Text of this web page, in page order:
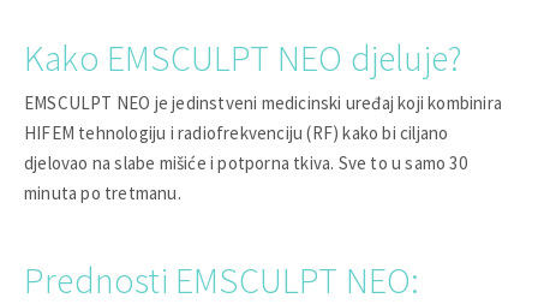
Kako EMSCULPT NEO djeluje?
EMSCULPT NEO je jedinstveni medicinski uređaj koji kombinira
HIFEM tehnologiju i radiofrekvenciju (RF) kako bi ciljano
djelovao na slabe mišiće i potporna tkiva. Sve to u samo 30
minuta po tretmanu.
Prednosti EMSCULPT NEO: